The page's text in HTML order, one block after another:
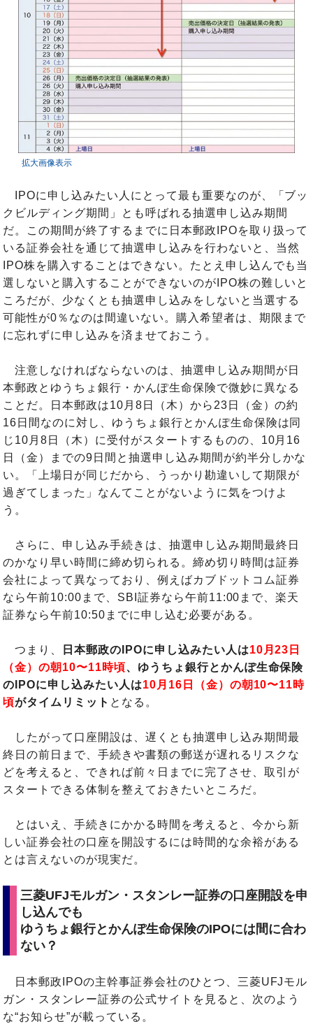
拡大画像表示
IPOに申し込みたい人にとって最も重要なのが、「ブッ
クビルディング期間」とも呼ばれる抽選申し込み期間
だ。この期間が終了するまでに日本郵政IPOを取り扱って
いる証券会社を通じて抽選申し込みを行わないと、当然
IPO株を購入することはできない。たとえ申し込んでも当
選しないと購入することができないのがIPO株の難しいと
ころだが、少なくとも抽選申し込みをしないと当選する
可能性が0％なのは間違いない。購入希望者は、期限まで
に忘れずに申し込みを済ませておこう。
注意しなければならないのは、抽選申し込み期間が日
本郵政とゆうちょ銀行・かんぽ生命保険で微妙に異なる
ことだ。日本郵政は10月8日（木）から23日（金）の約
16日間なのに対し、ゆうちょ銀行とかんぽ生命保険は同
じ10月8日（木）に受付がスタートするものの、10月16
日（金）までの9日間と抽選申し込み期間が約半分しかな
い。「上場日が同じだから、うっかり勘違いして期限が
過ぎてしまった」なんてことがないように気をつけよ
う。
さらに、申し込み手続きは、抽選申し込み期間最終日
のかなり早い時間に締め切られる。締め切り時間は証券
会社によって異なっており、例えばカブドットコム証券
なら午前10:00まで、SBI証券なら午前11:00まで、楽天
証券なら午前10:50までに申し込む必要がある。
つまり、 日本郵政のIPOに申し込みたい人は10月23日
（金）の朝10〜11時頃、ゆうちょ銀行とかんぽ生命保険
のIPOに申し込みたい人は10月16日（金）の朝10〜11時
頃がタイムリミット となる。
したがって口座開設は、遅くとも抽選申し込み期間最
終日の前日まで、手続きや書類の郵送が遅れるリスクな
どを考えると、できれば前々日までに完了させ、取引が
スタートできる体制を整えておきたいところだ。
とはいえ、手続きにかかる時間を考えると、今から新
しい証券会社の口座を開設するには時間的な余裕がある
とは言えないのが現実だ。
三菱UFJモルガン・スタンレー証券の口座開設を申
し込んでも
ゆうちょ銀行とかんぽ生命保険のIPOには間に合わ
ない？
日本郵政IPOの主幹事証券会社のひとつ、三菱UFJモル
ガン・スタンレー証券の公式サイトを見ると、次のよう
な“お知らせ”が載っている。